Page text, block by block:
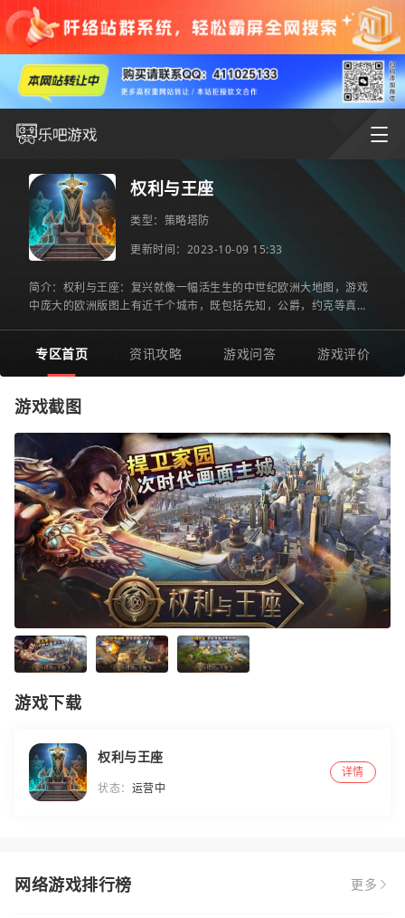
权利与王座
类型： 策略塔防
更新时间：2023-10-09 15:33
简介：权利与王座：复兴就像一幅活生生的中世纪欧洲大地图，游戏
中庞大的欧洲版图上有近千个城市，既包括先知，公爵，约克等真实
专区首页 资讯攻略 游戏问答 游戏评价
游戏截图
游戏下载
权利与王座
状态： 运营中
详情
网络游戏排行榜 更多